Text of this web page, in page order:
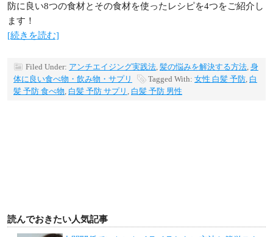
防に良い8つの食材とその食材を使ったレシピを4つをご紹介し
ます！
[続きを読む]
Filed Under: アンチエイジング実践法, 髪の悩みを解決する方法, 身
体に良い食べ物・飲み物・サプリ
Tagged With: 女性 白髪 予防, 白
髪 予防 食べ物, 白髪 予防 サプリ , 白髪 予防 男性
読んでおきたい人気記事